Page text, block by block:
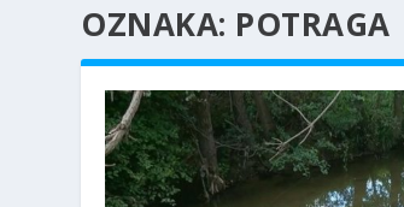
OZNAKA: POTRAGA